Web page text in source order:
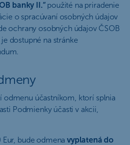
banky II.“použité na priradenie
o spracúvaní osobných údajov
ochrany osobných údajov ČSOB
dostupné na stránke
odmenu účastníkom, ktorí splnia
Podmienky účasti v akcii,
Eur, bude odmenavyplatená do